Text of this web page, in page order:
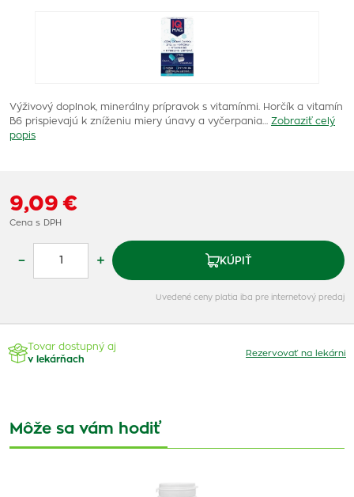
Výživový doplnok, minerálny prípravok s vitamínmi. Horčík a vitamín
B6 prispievajú k zníženiu miery únavy a vyčerpania…
Zobraziť celý
popis
9,09 €
Cena s DPH
– + KÚPIŤ
Uvedené ceny platia iba pre internetový predaj
Tovar dostupný aj
v lekárňach
Rezervovať na lekárni
Môže sa vám hodiť